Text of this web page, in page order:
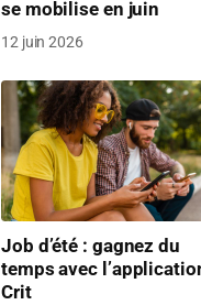
se mobilise en juin
12 juin 2026
Job d’été : gagnez du
temps avec
Crit